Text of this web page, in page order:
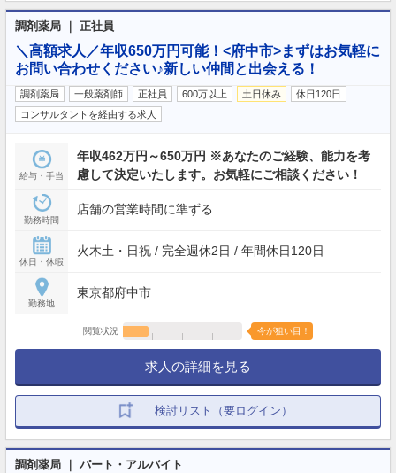
調剤薬局 ｜ 正社員
＼高額求人／年収650万円可能！<府中市>まずはお気軽に
お問い合わせください♪新しい仲間と出会える！
調剤薬局 一般薬剤師 正社員 600万以上 土日休み
休日120日
コンサルタントを経由する求人
給与・手当
年収462万円～650万円 ※あなたのご経験、能力を考
慮して決定いたします。お気軽にご相談ください！
勤務時間
店舗の営業時間に準ずる
休日・休暇
火木土・日祝 / 完全週休2日 / 年間休日120日
勤務地
東京都府中市
閲覧状況 今が狙い目！
求人の詳細を見る
検討リスト（要ログイン）
調剤薬局 ｜ パート・アルバイト